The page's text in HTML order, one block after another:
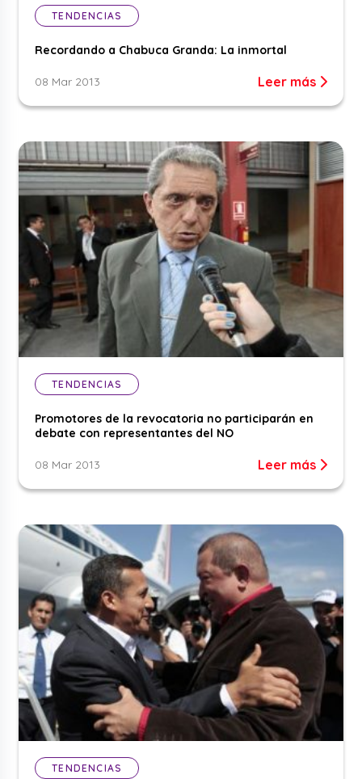
TENDENCIAS
Recordando a Chabuca Granda: La inmortal
08 Mar 2013 Leer más
TENDENCIAS
Promotores de la revocatoria no participarán en
debate con representantes del NO
08 Mar 2013 Leer más
TENDENCIAS